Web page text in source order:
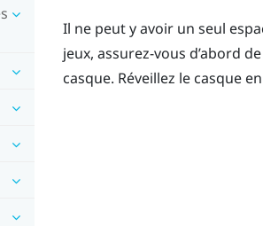
Il ne peut y avoir un seul
jeux, assurez-vous d’abord
casque. Réveillez le casque